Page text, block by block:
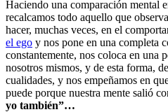
Haciendo una comparación mental
recalcamos todo aquello que
hacer, muchas veces, en el
el ego y nos pone en una completa
constantemente, nos coloca en una
nosotros mismos, y de esta forma,
cualidades, y nos empeñamos en
puede porque nuestra mente salió
yo también”…